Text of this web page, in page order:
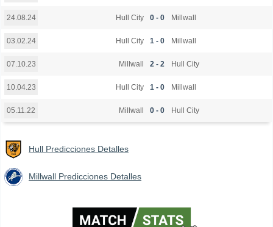
24.08.24 Hull City 0 - 0 Millwall
03.02.24 Hull City 1 - 0 Millwall
07.10.23 Millwall 2 - 2 Hull City
10.04.23 Hull City 1 - 0 Millwall
05.11.22 Millwall 0 - 0 Hull City
Hull Predicciones Detalles
Millwall Predicciones Detalles